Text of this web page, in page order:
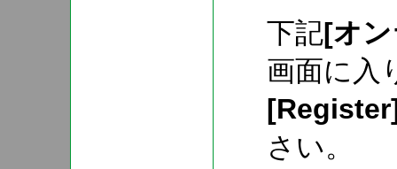
下記[オ
画面に入
さい。